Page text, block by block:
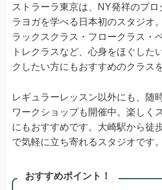
ストラーラ東京は、NY発祥のプ
ラヨガを学べる日本初のスタジオ
ラックスクラス・フロークラス・
トレクラスなど、心身をほぐした
クしたい方にもおすすめのクラス
レギュラーレッスン以外にも、随
ワークショップも開催中。楽しく
にもおすすめです。大崎駅から徒
で気軽に立ち寄れるスタジオです。
おすすめポイント！